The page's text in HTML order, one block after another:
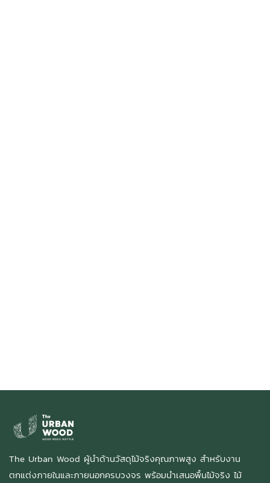
The Urban Wood ผู้นำด้านวัสดุไม้จริงคุณภาพสูง สำหรับงาน
ตกแต่งภายในและภายนอกครบวงจร พร้อมนำเสนอพื้นไม้จริง ไม้